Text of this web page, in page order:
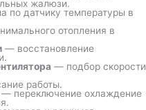
жалюзи.
по датчику температуры в
отопления в
— восстановление
— подбор скорости
работы.
— переключение охлаждение